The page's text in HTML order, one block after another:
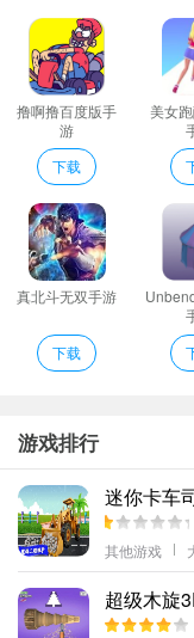
撸啊撸百度版手
游
下载
美女
真北斗无双手游
下载
游戏排行
迷你卡车
其他游戏
超级木旋